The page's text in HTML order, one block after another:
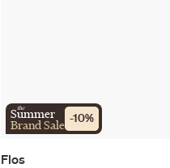
the
Summer
Brand Sale -10%
Flos